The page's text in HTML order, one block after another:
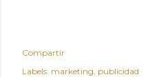
Compartir
Labels: marketing publicidad